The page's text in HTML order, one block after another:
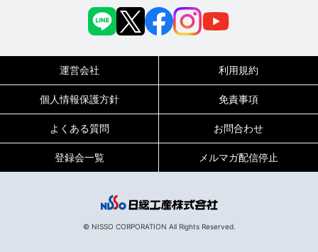
運営会社 利用規約
個人情報保護方針 免責事項
よくある質問 お問合わせ
登録会一覧 メルマガ配信停止
© NISSO CORPORATION All Rights Reserved.